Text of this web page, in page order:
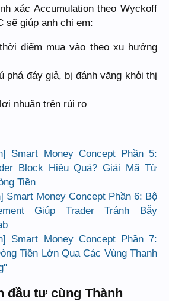
xác Accumulation theo Wyckoff
sẽ giúp anh chị em:
điểm mua vào theo xu hướng
phá đáy giả, bị đánh văng khỏi thị
nhuận trên rủi ro
Smart Money Concept Phần 5:
Block Hiệu Quả? Giải Mã Từ
Tiền
Smart Money Concept Phần 6: Bộ
Giúp Trader Tránh Bẫy
Smart Money Concept Phần 7:
Tiền Lớn Qua Các Vùng Thanh
đầu tư cùng Thành